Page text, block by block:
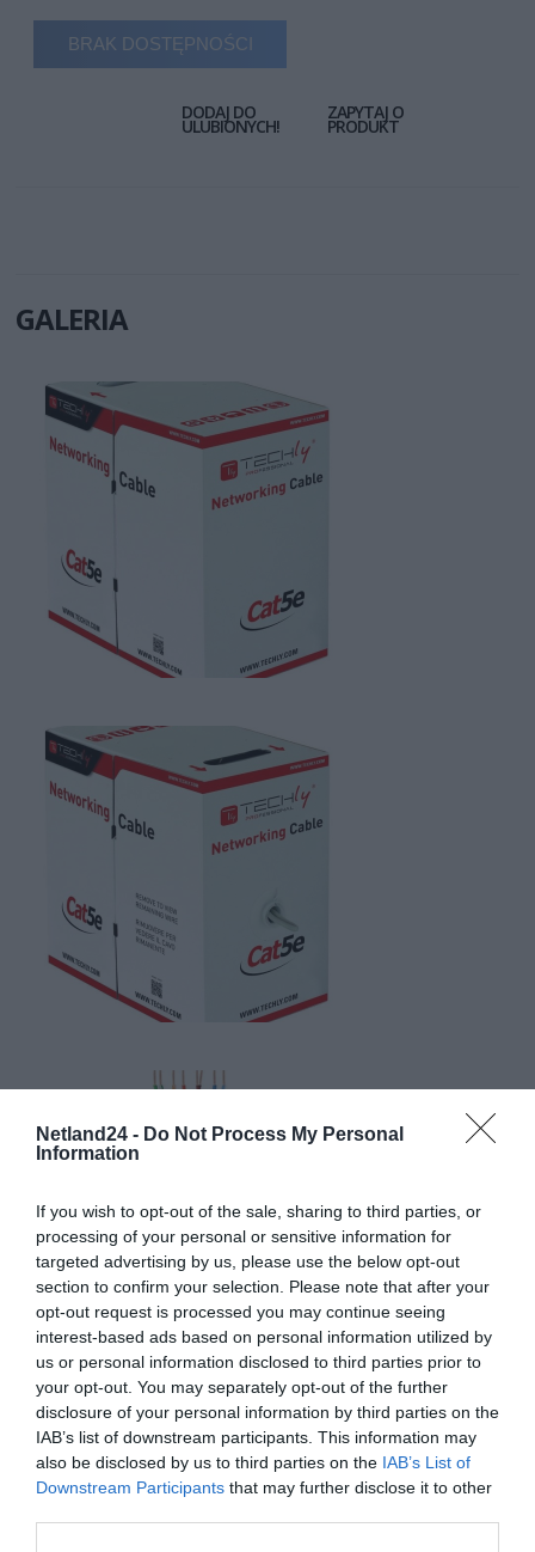
Netland24 - Do Not Process My Personal
Information
If you wish to opt-out of the sale, sharing to third parties, or
processing of your personal or sensitive information for
targeted advertising by us, please use the below opt-out
section to confirm your selection. Please note that after your
opt-out request is processed you may continue seeing
interest-based ads based on personal information utilized by
us or personal information disclosed to third parties prior to
your opt-out. You may separately opt-out of the further
disclosure of your personal information by third parties on the
IAB’s list of downstream participants. This information may
also be disclosed by us to third parties on the IAB’s List of
Downstream Participants that may further disclose it to other
BRAK DOSTĘPNOŚCI
DODAJ DO
ULUBIONYCH!
ZAPYTAJ O
PRODUKT
GALERIA